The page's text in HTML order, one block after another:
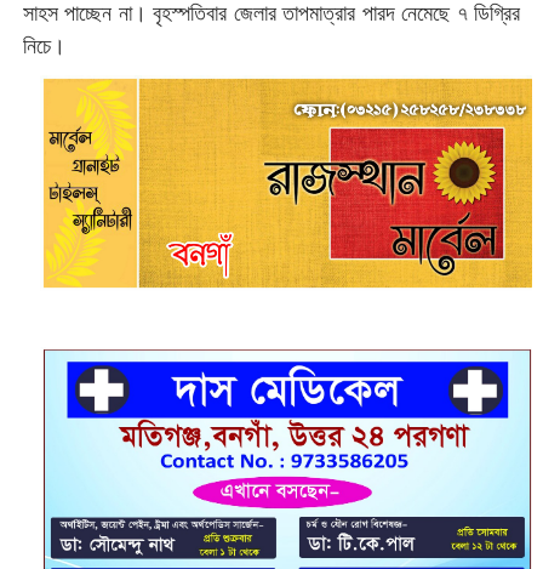
সাহস পাচ্ছেন না। বৃহস্পতিবার জেলার তাপমাত্রার পারদ নেমেছে ৭ ডিগ্রির
নিচে।